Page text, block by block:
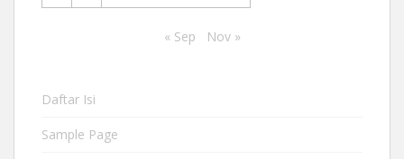
« Sep Nov »
Daftar Isi
Sample Page